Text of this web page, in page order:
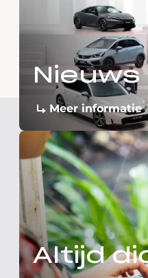
Nieuws
Meer informatie
Altijd